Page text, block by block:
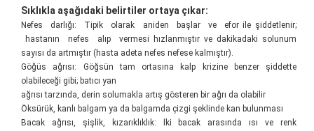
Sıklıkla aşağıdaki belirtiler ortaya çıkar:
Nefes darlığı: Tipik olarak aniden başlar ve efor ile şiddetlenir;
hastanın nefes alıp vermesi hızlanmıştır ve dakikadaki solunum
sayısı da artmıştır (hasta adeta nefes nefese kalmıştır).
Göğüs ağrısı: Göğsün tam ortasına kalp krizine benzer şiddette
olabileceği gibi; batıcı yan
ağrısı tarzında, derin solumakla artış gösteren bir ağrı da olabilir
Öksürük, kanlı balgam ya da balgamda çizgi şeklinde kan bulunması
Bacak ağrısı, şişlik, kızarıklıklık: İki bacak arasında ısı ve renk